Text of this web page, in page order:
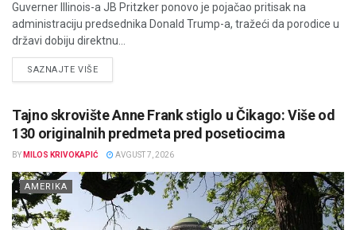
Guverner Illinois-a JB Pritzker ponovo je pojačao pritisak na
administraciju predsednika Donald Trump-a, tražeći da porodice u
državi dobiju direktnu...
SAZNAJTE VIŠEDETAILS
Tajno skrovište Anne Frank stiglo u Čikago: Više od
130 originalnih predmeta pred posetiocima
BY MILOS KRIVOKAPIĆ AVGUST 7, 2026
AMERIKA